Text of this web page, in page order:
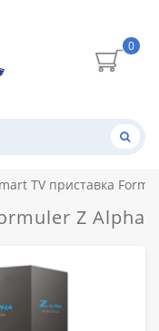
0
TV приставка
Z Alpha